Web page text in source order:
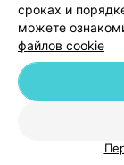
© 2026 ООО
г.
сроках и
можете
файлов cookie